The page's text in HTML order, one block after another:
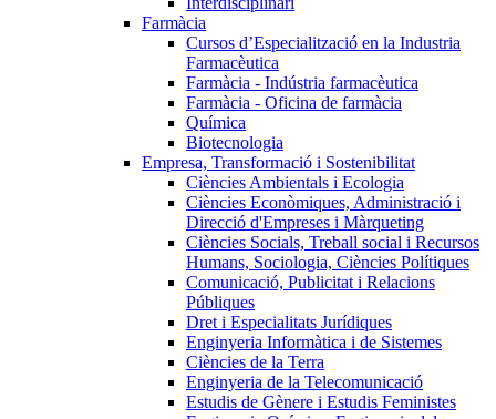
Farmàcia
Cursos d’Especialització en la Industria
Farmacèutica
Farmàcia - Indústria farmacèutica
Farmàcia - Oficina de farmàcia
Química
Biotecnologia
Empresa, Transformació i Sostenibilitat
Ciències Ambientals i Ecologia
Ciències Econòmiques, Administració i
Direcció d'Empreses i Màrqueting
Ciències Socials, Treball social i Recursos
Humans, Sociologia, Ciències Polítiques
Comunicació, Publicitat i Relacions
Públiques
Dret i Especialitats Jurídiques
Enginyeria Informàtica i de Sistemes
Ciències de la Terra
Enginyeria de la Telecomunicació
Estudis de Gènere i Estudis Feministes